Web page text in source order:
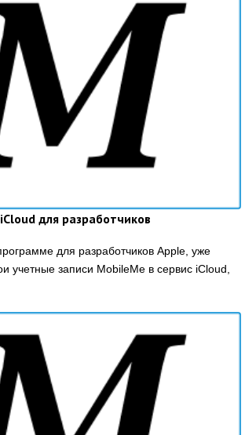
для разработчиков
для разработчиков Apple, уже
учетные записи MobileMe в сервис iCloud,